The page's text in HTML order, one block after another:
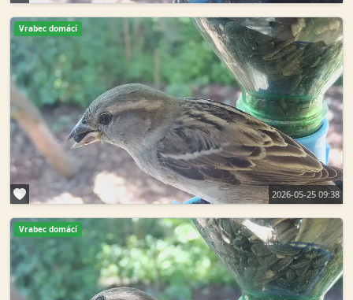
Vrabec domácí
2026-05-25 09:38
Vrabec domácí